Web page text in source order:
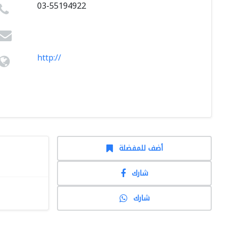
03-55194922
http://
أضف للمفضلة
شارك
شارك